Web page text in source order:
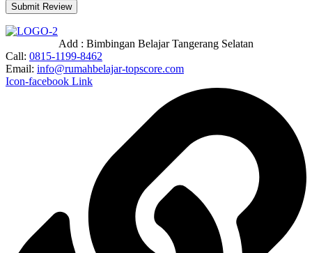
Submit Review
Add : Bimbingan BelajarTangerang Selatan
Call: 0815-1199-8462
Email: info@rumahbelajar-topscore.com
Icon-facebook Link